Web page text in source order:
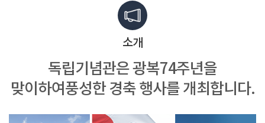
소개
독립기념관은 광복74주년을
맞이하여 풍성한 경축 행사를 개최합니다.